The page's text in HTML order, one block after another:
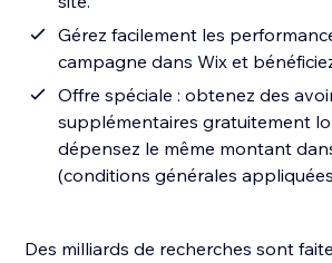
Gérez facilement les
campagne dans Wix et
Offre spéciale : obtenez des
supplémentaires gratuitement
dépensez le même montant
(conditions générales
Des milliards de recherches sont